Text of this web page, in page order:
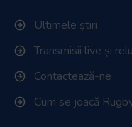
Ultimele știri
Transmisii live și
Contactează-ne
Cum se joacă